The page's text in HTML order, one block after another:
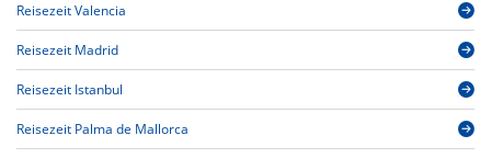
Reisezeit Valencia
Reisezeit Madrid
Reisezeit Istanbul
Reisezeit Palma de Mallorca